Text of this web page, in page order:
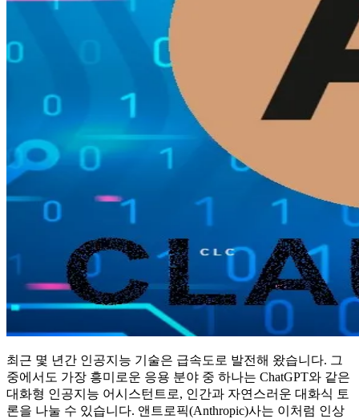
최근 몇 년간 인공지능 기술은 급속도로 발전해 왔습니다. 그
중에서도 가장 흥미로운 응용 분야 중 하나는 ChatGPT와 같은
대화형 인공지능 어시스턴트로, 인간과 자연스러운 대화식 토
론을 나눌 수 있습니다. 앤트로픽(Anthropic)사는 이처럼 인상